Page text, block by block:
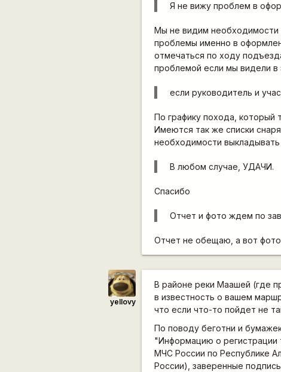
Я не вижу проблем в
Мы не видим необходимости
проблемы именно в
отмечаться по ходу
проблемой если мы видели
если руководитель и
По графику похода, который
Имеются так же списки
необходимости
В любом случае, УДАЧИ.
Спасибо
Отчет и фото ждем по
Отчет не обещаю, а вот
yellovy
В районе реки Маашей (где
в известность о вашем
что если что-то пойдет не
По поводу беготни и
"Информацию о регистрации
МЧС России по Республике
России), заверенные